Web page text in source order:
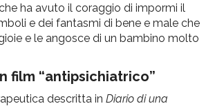
ha avuto il coraggio di impormi il
e dei fantasmi di bene e male che
e le angosce di un bambino molto
film “antipsichiatrico”
descritta in Diario di una